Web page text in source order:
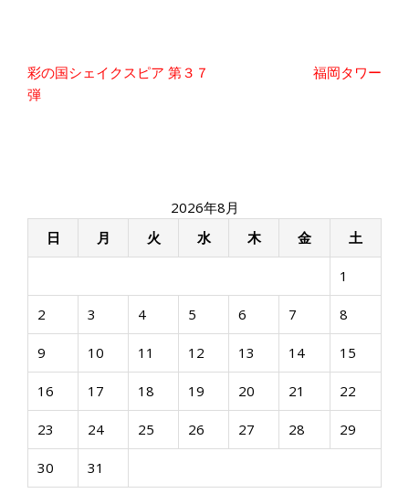
投
稿
彩の国シェイクスピア 第３７
弾
福岡タワー
2026年8月
日
月 火 水 木 金 土
1
2 3 4 5 6 7 8
9 10 11 12 13 14 15
16 17 18 19 20 21 22
23 24 25 26 27 28 29
30 31